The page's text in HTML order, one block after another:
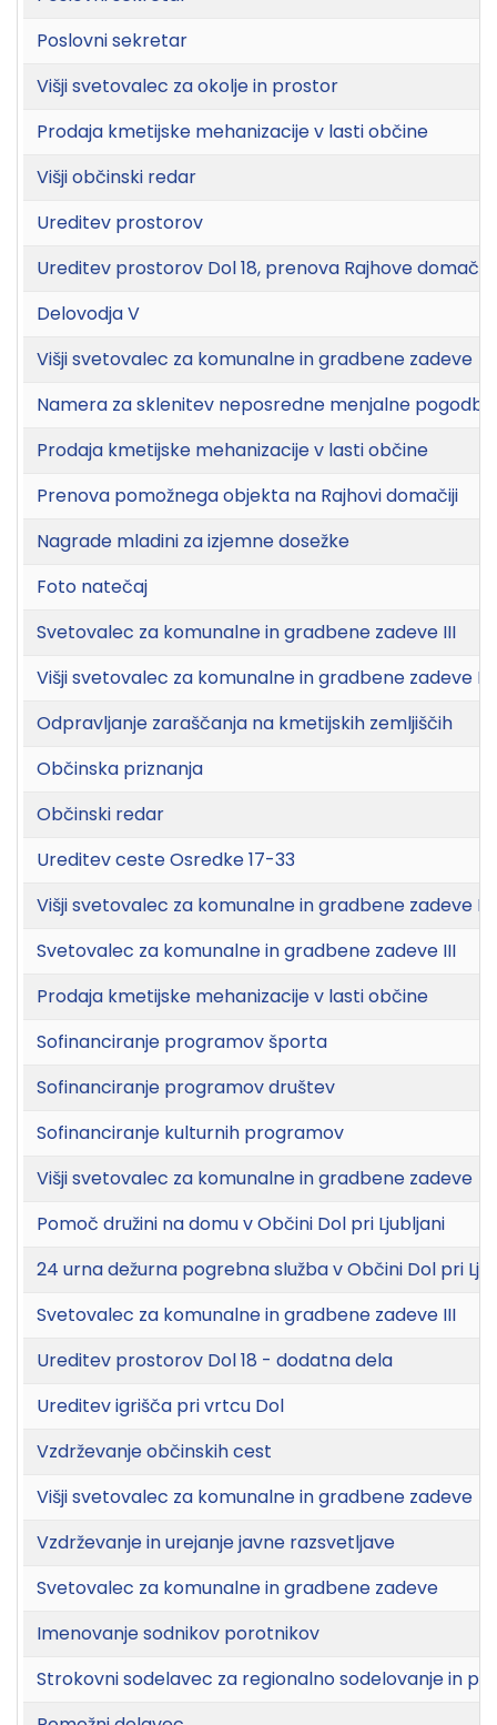
Poslovni sekretar
Višji svetovalec za okolje in prostor
Prodaja kmetijske mehanizacije v lasti občine
Višji občinski redar
Ureditev prostorov
Ureditev prostorov Dol 18, prenova Rajhove
Delovodja V
Višji svetovalec za komunalne in gradbene zadeve
Namera za sklenitev neposredne menjalne pogodbe
Prodaja kmetijske mehanizacije v lasti občine
Prenova pomožnega objekta na Rajhovi domačiji
Nagrade mladini za izjemne dosežke
Foto natečaj
Svetovalec za komunalne in gradbene zadeve III
Višji svetovalec za komunalne in gradbene zadeve III
Odpravljanje zaraščanja na kmetijskih zemljiščih
Občinska priznanja
Občinski redar
Ureditev ceste Osredke 17-33
Višji svetovalec za komunalne in gradbene zadeve III
Svetovalec za komunalne in gradbene zadeve III
Prodaja kmetijske mehanizacije v lasti občine
Sofinanciranje programov športa
Sofinanciranje programov društev
Sofinanciranje kulturnih programov
Višji svetovalec za komunalne in gradbene zadeve
Pomoč družini na domu v Občini Dol pri Ljubljani
24 urna dežurna pogrebna služba v Občini Dol pri
Svetovalec za komunalne in gradbene zadeve III
Ureditev prostorov Dol 18 - dodatna dela
Ureditev igrišča pri vrtcu Dol
Vzdrževanje občinskih cest
Višji svetovalec za komunalne in gradbene zadeve
Vzdrževanje in urejanje javne razsvetljave
Svetovalec za komunalne in gradbene zadeve
Imenovanje sodnikov porotnikov
Strokovni sodelavec za regionalno sodelovanje in